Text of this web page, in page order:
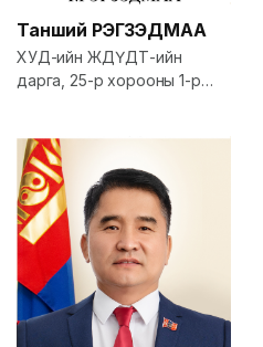
Танший РЭГЗЭДМАА
ХУД-ийн ЖДҮДТ-ийн
дарга, 25-р хорооны 1-р